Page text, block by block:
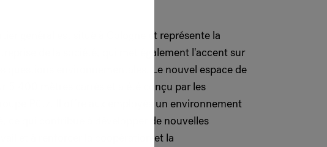
général est situé à Cologne et représente la
de la société, qui met également l'accent sur
questions environnementales. Le nouvel espace de
5 400 mètres carrés et a été conçu par les
Pütz. Il offre aux employés un environnement
ce qui contribue à développer de nouvelles
et à renforcer la coopération et la